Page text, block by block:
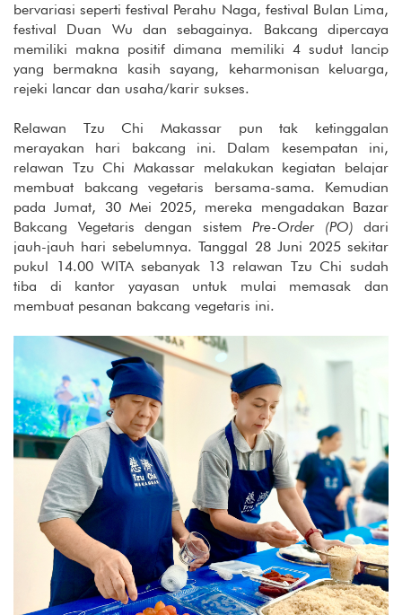
bervariasi seperti festival Perahu Naga, festival Bulan Lima,
festival Duan Wu dan sebagainya. Bakcang dipercaya
memiliki makna positif dimana memiliki 4 sudut lancip
yang bermakna kasih sayang, keharmonisan keluarga,
rejeki lancar dan usaha/karir sukses.
Relawan Tzu Chi Makassar pun tak ketinggalan
merayakan hari bakcang ini. Dalam kesempatan ini,
relawan Tzu Chi Makassar melakukan kegiatan belajar
membuat bakcang vegetaris bersama-sama. Kemudian
pada Jumat, 30 Mei 2025, mereka mengadakan Bazar
Bakcang Vegetaris dengan sistem Pre-Order (PO) dari
jauh-jauh hari sebelumnya. Tanggal 28 Juni 2025 sekitar
pukul 14.00 WITA sebanyak 13 relawan Tzu Chi sudah
tiba di kantor yayasan untuk mulai memasak dan
membuat pesanan bakcang vegetaris ini.